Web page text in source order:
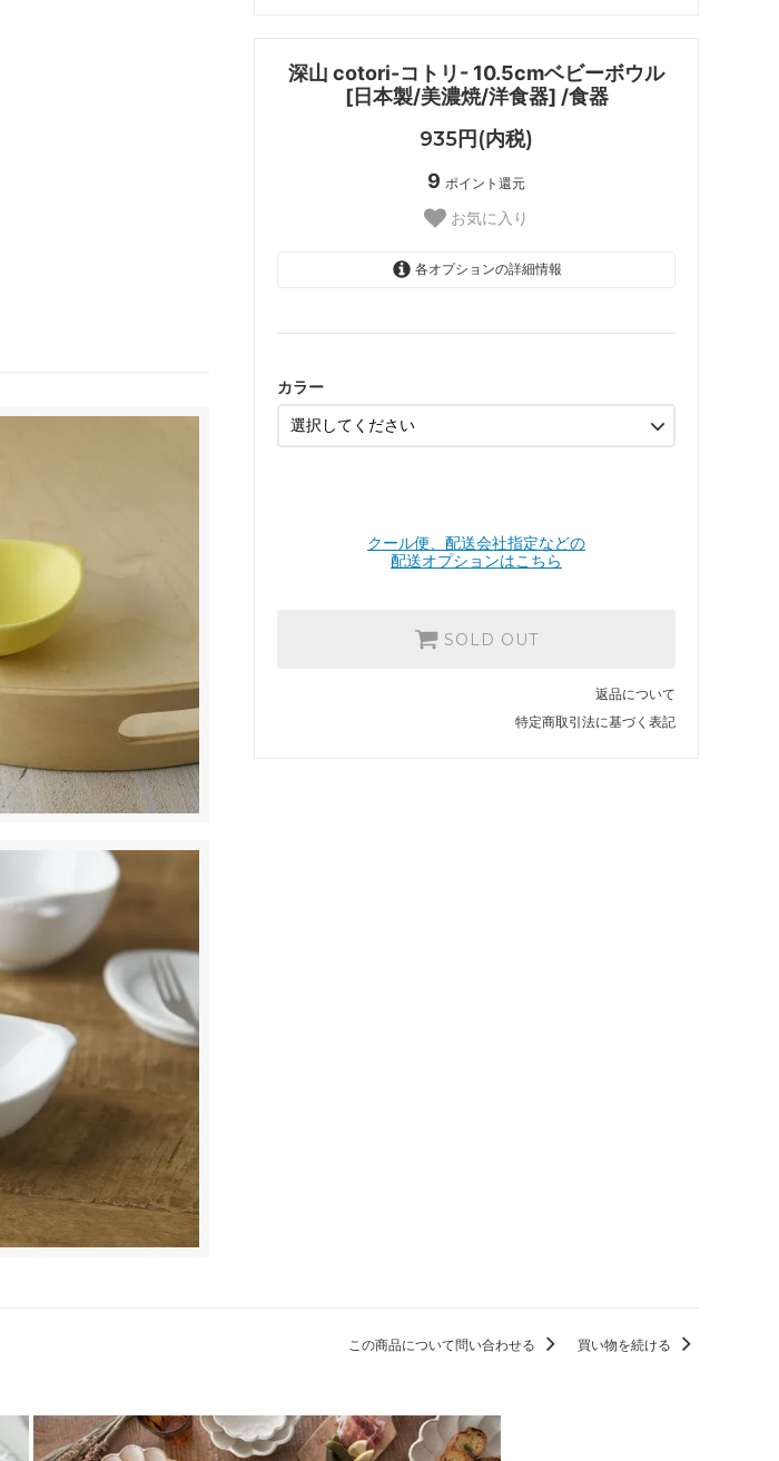
深山 cotori-コトリ- 10.5cmベビーボウル
[日本製/美濃焼/洋食器] /食器
935円(内税)
9 ポイント還元
お気に入り
各オプションの詳細情報
カラー
クール便、配送会社指定などの
配送オプションはこちら
SOLD OUT
返品について
特定商取引法に基づく表記
この商品について問い合わせる 買い物を続ける